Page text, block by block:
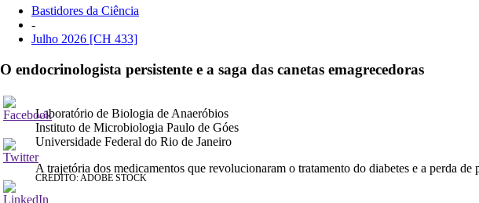
Bastidores da Ciência
-
Julho 2026 [CH 433]
O endocrinologista persistente e a saga das canetas emagrecedoras
Laboratório de Biologia de Anaeróbios
Instituto de Microbiologia Paulo de Góes
Universidade Federal do Rio de Janeiro
A trajetória dos medicamentos que revolucionaram o tratamento do diabetes e a perda
CRÉDITO: ADOBE STOCK